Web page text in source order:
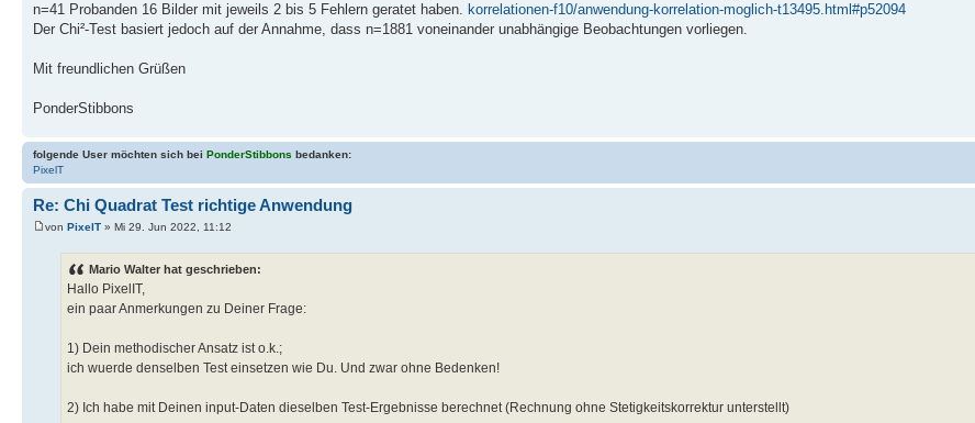
n=41 Probanden 16 Bilder mit jeweils 2 bis 5 Fehlern geratet haben. korrelationen-f10/anwendung-korrelation-moglich-t13495.html#p52094
Der Chi²-Test basiert jedoch auf der Annahme, dass n=1881 voneinander unabhängige Beobachtungen vorliegen.
Mit freundlichen Grüßen
PonderStibbons
folgende User möchten sich bei PonderStibbons bedanken:
PixelT
Re: Chi Quadrat Test richtige Anwendung
von PixelT » Mi 29. Jun 2022, 11:12
Mario Walter hat geschrieben:
Hallo PixelIT,
ein paar Anmerkungen zu Deiner Frage:
1) Dein methodischer Ansatz ist o.k.;
ich wuerde denselben Test einsetzen wie Du. Und zwar ohne Bedenken!
2) Ich habe mit Deinen input-Daten dieselben Test-Ergebnisse berechnet (Rechnung ohne Stetigkeitskorrektur unterstellt)